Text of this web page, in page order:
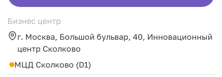
Бизнес центр
г. Москва, Большой бульвар, 40, Инновационный
центр Сколково
МЦД Сколково (D1)